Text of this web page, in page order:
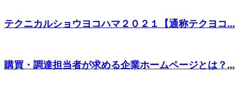
テクニカルショウヨコハマ２０２１【通称テクヨコ...
購買・調達担当者が求める企業ホームページとは？...